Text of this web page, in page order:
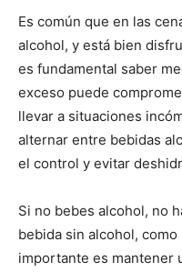
Es común que en las
alcohol, y está bien
es fundamental saber
exceso puede
llevar a situaciones
alternar entre bebidas
el control y evitar
Si no bebes alcohol, no
bebida sin alcohol,
importante es mantener